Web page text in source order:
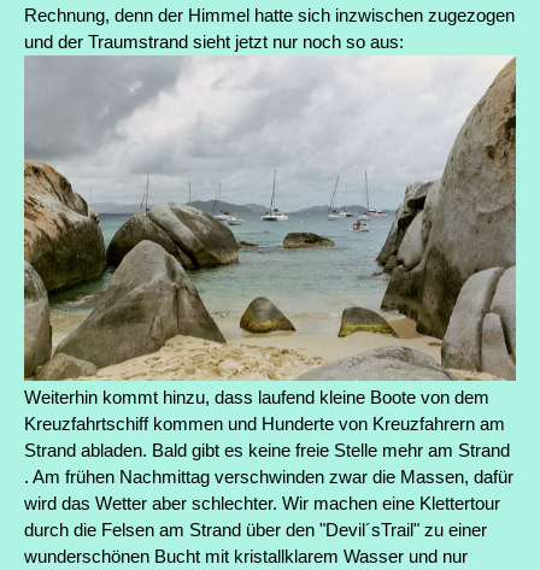
Rechnung, denn der Himmel hatte sich inzwischen zugezogen
und der Traumstrand sieht jetzt nur noch so aus:
Weiterhin kommt hinzu, dass laufend kleine Boote von dem
Kreuzfahrtschiff kommen und Hunderte von Kreuzfahrern am
Strand abladen. Bald gibt es keine freie Stelle mehr am Strand
. Am frühen Nachmittag verschwinden zwar die Massen, dafür
wird das Wetter aber schlechter. Wir machen eine Klettertour
durch die Felsen am Strand über den "Devil´sTrail" zu einer
wunderschönen Bucht mit kristallklarem Wasser und nur